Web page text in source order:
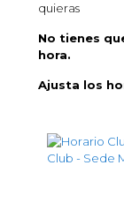
quieras
No tienes
hora.
Ajusta los